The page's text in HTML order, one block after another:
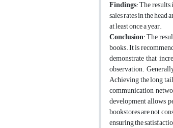
Findings: The
sales rates in the
at least once a year.
Conclusion: The
books. It is
demonstrate that
observation.
Achieving the long
communication
development allows
bookstores are not
ensuring the